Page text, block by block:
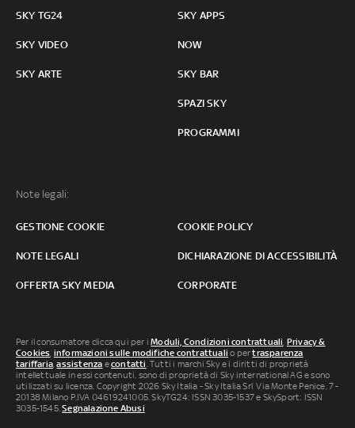
SKY TG24
SKY VIDEO
SKY ARTE
SKY APPS
NOW
SKY BAR
SPAZI SKY
PROGRAMMI
Note legali:
GESTIONE COOKIE COOKIE POLICY
NOTE LEGALI DICHIARAZIONE DI ACCESSIBILITÀ
OFFERTA SKY MEDIA CORPORATE
Per il consumatore clicca qui per iModuli, Condizioni contrattuali, Privacy &
Cookies, informazioni sulle modifiche contrattuali o pertrasparenza
tariffaria,assistenza econtatti. Tutti i marchi Sky e i diritti di proprietà
intellettuale in essi contenuti, sono di proprietà di Sky international AG e sono
utilizzati su licenza. Copyright 2026 Sky Italia - Sky Italia Srl Via Monte Penice, 7 -
20138 Milano P.IVA 04619241005. SkyTG24: ISSN 3035-1537 e SkySport: ISSN
3035-1545.Segnalazione Abusi